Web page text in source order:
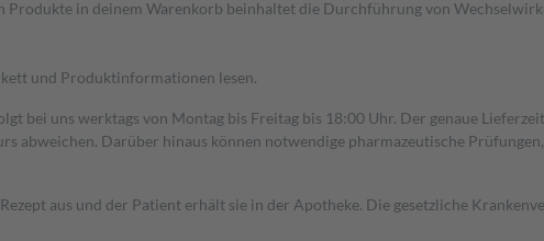
in deinem Warenkorb beinhaltet die Durchführung von
und Produktinformationen lesen.
bei uns werktags von Montag bis Freitag bis 18:00 Uhr. Der genaue
abweichen. Darüber hinaus können notwendige pharmazeutische
aus und der Patient erhält sie in der Apotheke. Die gesetzliche